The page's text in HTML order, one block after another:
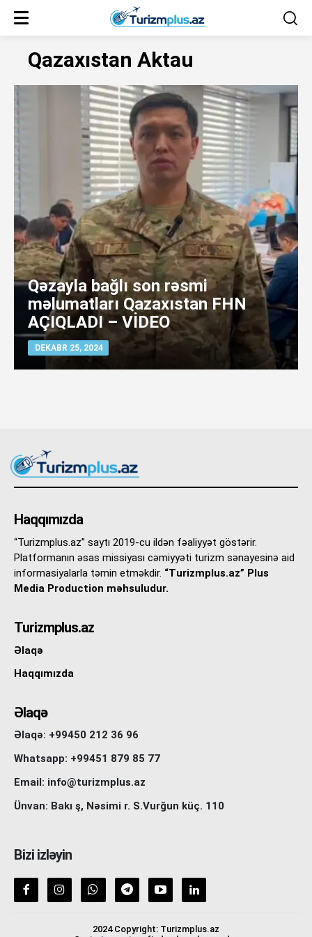
Qazaxıstan Aktau
Qəzayla bağlı son rəsmi
məlumatları Qazaxıstan FHN
AÇIQLADI – VİDEO
DEKABR 25, 2024
Haqqımızda
“Turizmplus.az” saytı 2019-cu ildən fəaliyyət göstərir.
Platformanın əsas missiyası cəmiyyəti turizm sənayesinə aid
informasiyalarla təmin etməkdir. “Turizmplus.az” Plus
Media Production məhsuludur.
Turizmplus.az
Əlaqə
Haqqımızda
Əlaqə
Əlaqə: +99450 212 36 96
Whatsapp: +99451 879 85 77
Email: info@turizmplus.az
Ünvan: Bakı ş, Nəsimi r. S.Vurğun küç. 110
Bizi izləyin
2024 Copyright: Turizmplus.az